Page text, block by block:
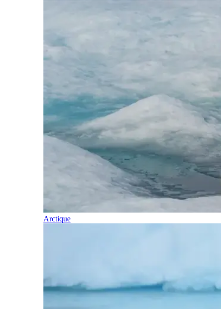
Arctique